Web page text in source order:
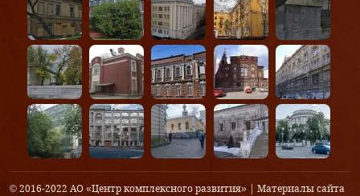
© 2016-2022 АО «Центр комплексного развития» | Материалы сайта